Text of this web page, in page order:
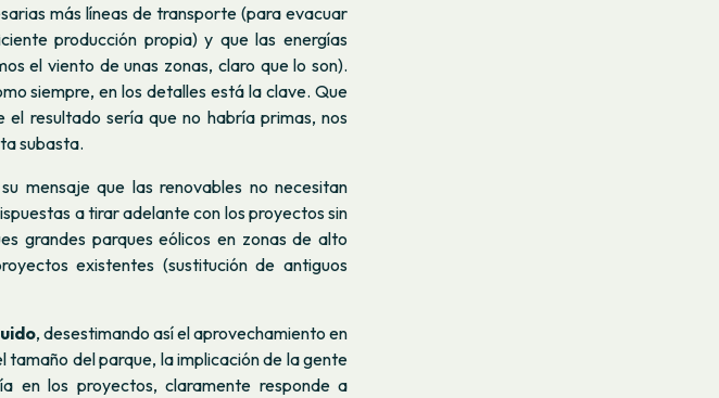
más líneas de transporte (para evacuar
producción propia) y que las energías
el viento de unas zonas, claro que lo son).
siempre, en los detalles está la clave. Que
resultado sería que no habría primas, nos
subasta.
mensaje que las renovables no necesitan
a tirar adelante con los proyectos sin
grandes parques eólicos en zonas de alto
existentes (sustitución de antiguos
, desestimando así el aprovechamiento en
tamaño del parque, la implicación de la gente
en los proyectos, claramente responde a